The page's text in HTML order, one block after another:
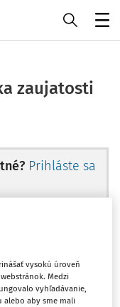
zaujatosti
Prihláste sa
len
vysokú úroveň
Medzi
vyhľadávanie,
alebo aby sme mali